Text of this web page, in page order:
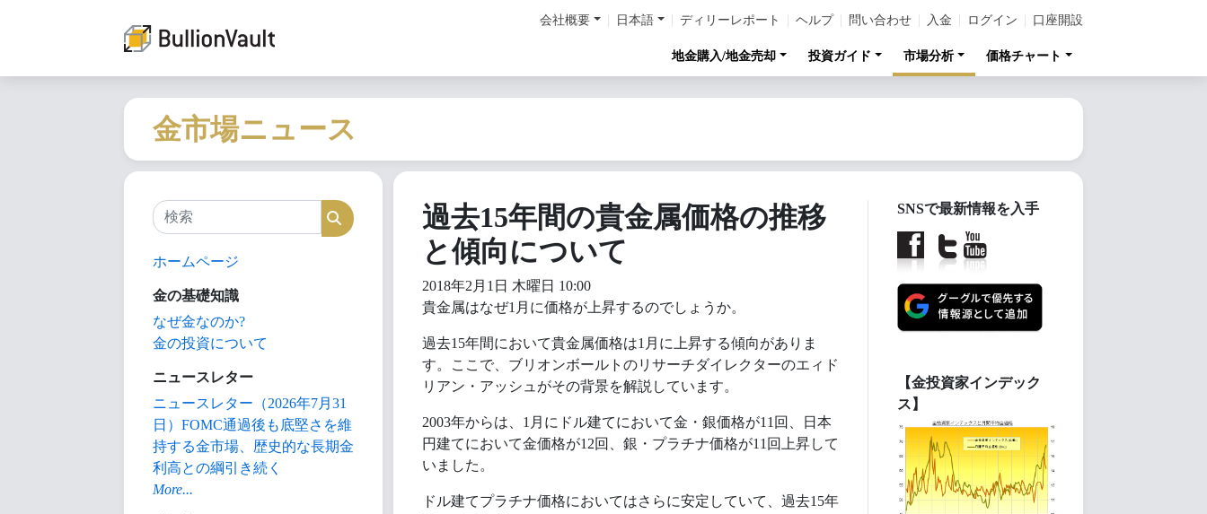
会社概要 日本語 ディリーレポート ヘルプ 問い合わせ 入金 ログイン 口座開設
地金購入/地金売却 投資ガイド 市場分析 価格チャート
金市場ニュース
検索 検索
ホームページ
金の基礎知識
なぜ金なのか?
金の投資について
ニュースレター
ニュースレター（2026年7月31
日）FOMC通過後も底堅さを維
持する金市場、歴史的な長期金
利高との綱引き続く
More...
過去15年間の貴金属価格の推移
と傾向について
2018年2月1日 木曜日 10:00
貴金属はなぜ1月に価格が上昇するのでしょうか。
過去15年間において貴金属価格は1月に上昇する傾向がありま
す。ここで、ブリオンボールトのリサーチダイレクターのエィド
リアン・アッシュがその背景を解説しています。
2003年からは、1月にドル建てにおいて金・銀価格が11回、日本
円建てにおいて金価格が12回、銀・プラチナ価格が11回上昇して
いました。
ドル建てプラチナ価格においてはさらに安定していて、過去15年
SNSで最新情報を入手
【金投資家インデック
ス】